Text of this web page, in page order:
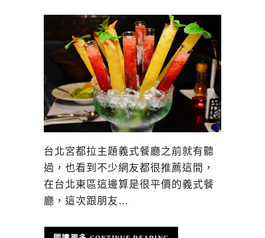
台北宮都拉主題義式餐廳之前就有聽
過，也看到不少網友都很推薦這間，
在台北東區這邊算是很平價的義式餐
廳，這次跟朋友…